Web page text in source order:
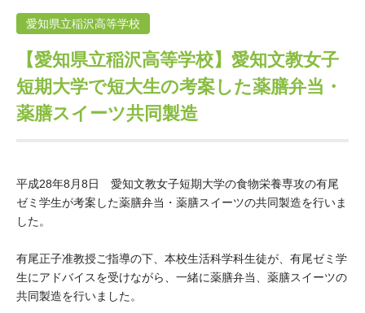
設立趣意書
沿革 40年史デジタルブック
中谷財団40年史
40年史別冊
年報一覧 中谷財団レポート
中谷財団事業紹介
神戸賞 長期大型研究助成
研究助成 交流助成
ム
科学教育振興助成・
次世代理系人材育成プ
ログラム助成
中谷財団動画紹介
その他情報
その他情報
個人情報保護に関する
アクセス よくあるご質問
サイトマップ
お問い合わせ
日本語 English マイページ
愛知県立稲沢高等学校
【愛知県立稲沢高等学校】愛知文教女子
短期大学で短大生の考案した薬膳弁当・
薬膳スイーツ共同製造
平成28年8月8日 愛知文教女子短期大学の食物栄養専攻の有尾
ゼミ学生が考案した薬膳弁当・薬膳スイーツの共同製造を行いま
した。
有尾正子准教授ご指導の下、本校生活科学科生徒が、有尾ゼミ学
生にアドバイスを受けながら、一緒に薬膳弁当、薬膳スイーツの
共同製造を行いました。